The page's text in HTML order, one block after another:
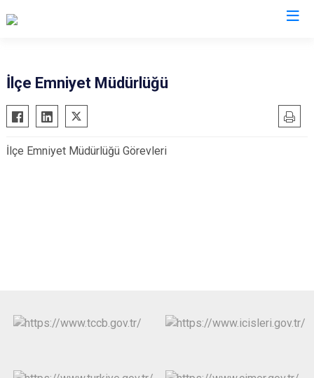
Bulanık
Hasköy
Korkut
İlçe Emniyet Müdürlüğü
İlçe Emniyet Müdürlüğü Görevleri